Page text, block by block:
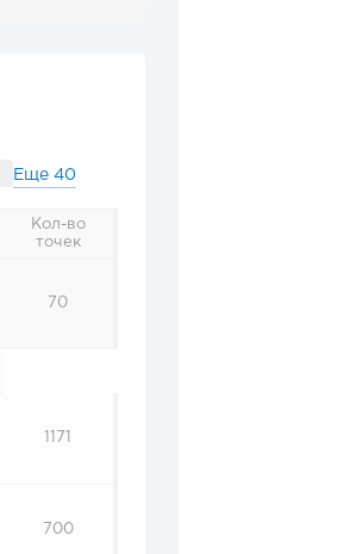
Еще 40
Кол-во
точек
70
1171
700